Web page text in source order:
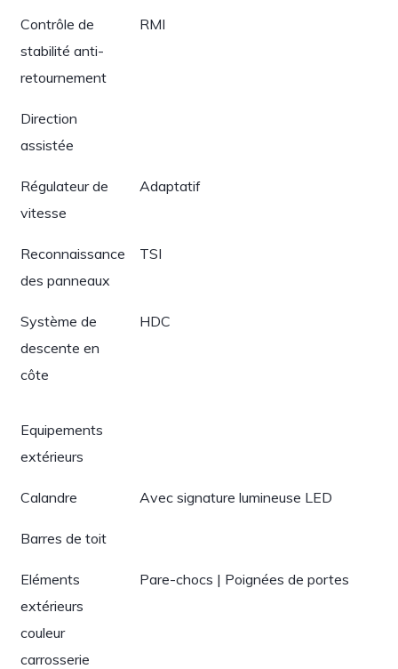
Contrôle de
stabilité anti-
retournement
RMI
Direction
assistée
Régulateur de
vitesse
Adaptatif
Reconnaissance
des panneaux
TSI
Système de
descente en
côte
HDC
Equipements
extérieurs
Calandre Avec signature lumineuse LED
Barres de toit
Eléments
extérieurs
couleur
carrosserie
Pare-chocs | Poignées de portes